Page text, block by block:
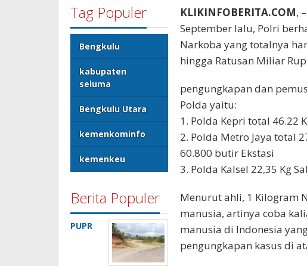
Tag Populer
Bengkulu
kabupaten
seluma
Bengkulu Utara
kemenkominfo
kemenkeu
Berita Populer
PUPR
KLIKINFOBERITA.COM,
September lalu, Polri
Narkoba yang totalnya
hingga Ratusan Miliar
pengungkapan dan
Polda yaitu:
1. Polda Kepri total 46.22
2. Polda Metro Jaya total
60.800 butir Ekstasi
3. Polda Kalsel 22,35 Kg
Menurut ahli, 1 Kilogram
manusia, artinya coba
manusia di Indonesia
pengungkapan kasus di